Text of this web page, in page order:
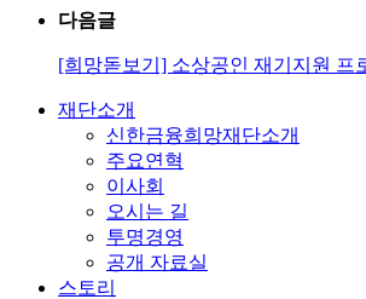
다음글
[희망돋보기] 소상공인 재기지원 프
재단소개
신한금융희망재단소개
주요연혁
이사회
오시는 길
투명경영
공개 자료실
스토리